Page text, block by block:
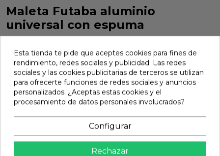
Maleta Futaba aluminio
universal con espuma
80038526521.
Marca: Futaba Ref: 80038526521
98,09 €
Añadir
En stock
Esta tienda te pide que aceptes cookies para fines de
rendimiento, redes sociales y publicidad. Las redes
sociales y las cookies publicitarias de terceros se utilizan
para ofrecerte funciones de redes sociales y anuncios
personalizados. ¿Aceptas estas cookies y el
procesamiento de datos personales involucrados?
Configurar
Rechazar